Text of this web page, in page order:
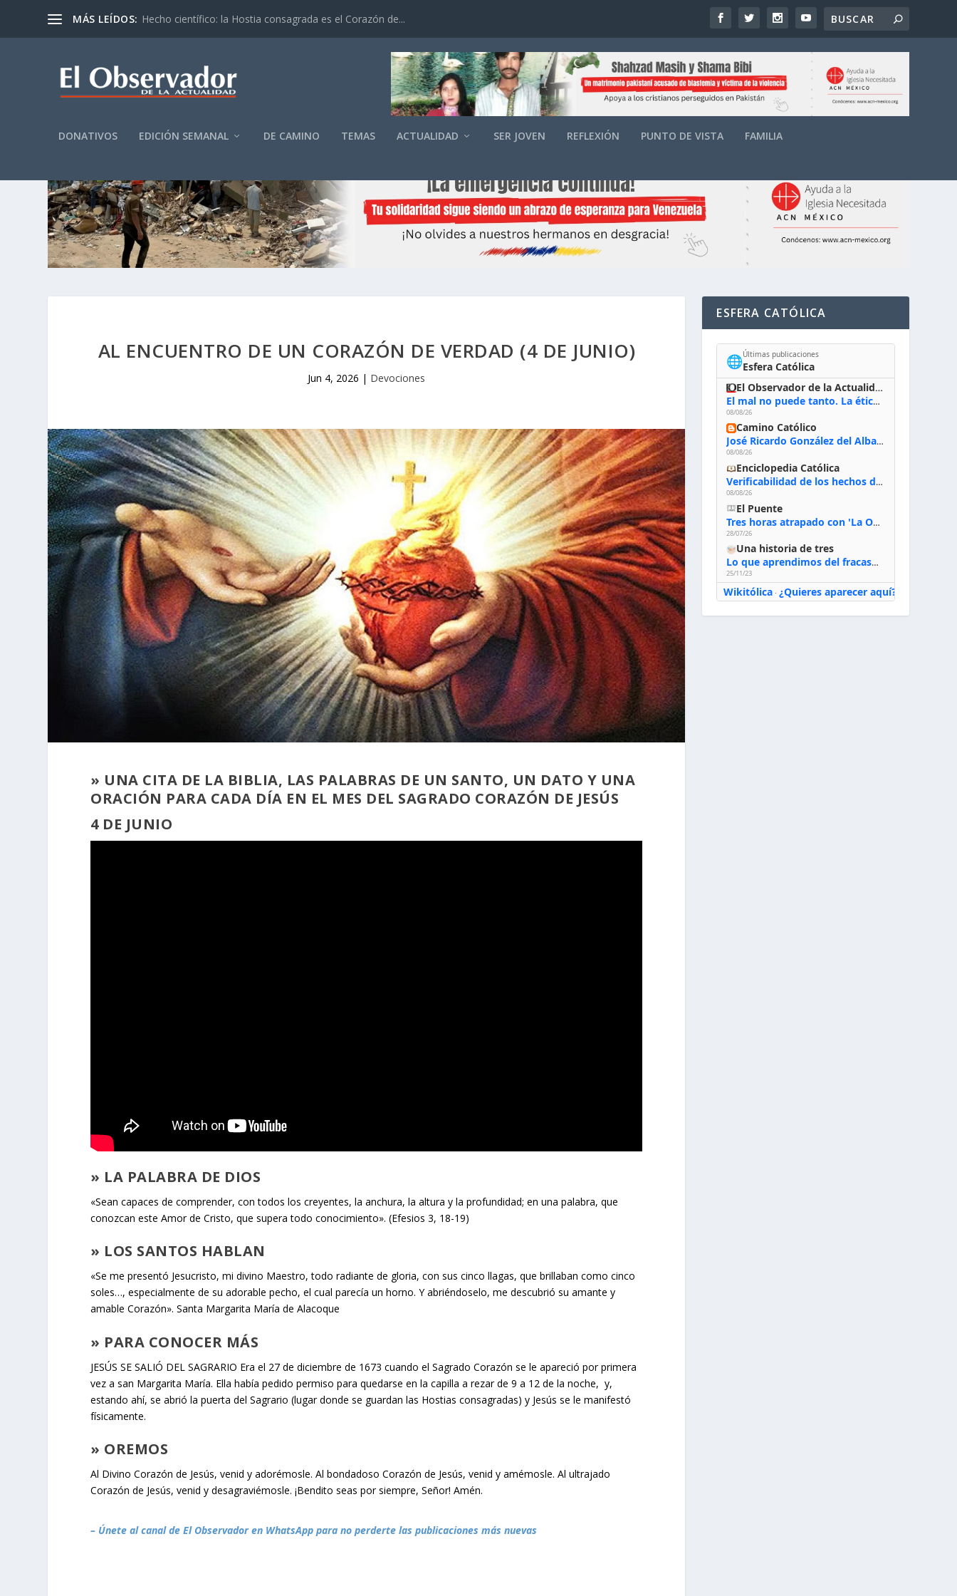
MÁS LEÍDOS: Hecho científico: la Hostia consagrada es el Corazón de...
DONATIVOS EDICIÓN SEMANAL DE CAMINO TEMAS ACTUALIDAD SER JOVEN REFLEXIÓN PUNTO DE VISTA FAMILIA
AL ENCUENTRO DE UN CORAZÓN DE VERDAD (4 DE JUNIO)
Jun 4, 2026 | Devociones
» UNA CITA DE LA BIBLIA, LAS PALABRAS DE UN SANTO, UN DATO Y UNA
ORACIÓN PARA CADA DÍA EN EL MES DEL SAGRADO CORAZÓN DE JESÚS
4 DE JUNIO
» LA PALABRA DE DIOS
«Sean capaces de comprender, con todos los creyentes, la anchura, la altura y la profundidad; en una palabra, que
conozcan este Amor de Cristo, que supera todo conocimiento». (Efesios 3, 18-19)
» LOS SANTOS HABLAN
«Se me presentó Jesucristo, mi divino Maestro, todo radiante de gloria, con sus cinco llagas, que brillaban como cinco
soles…, especialmente de su adorable pecho, el cual parecía un horno. Y abriéndoselo, me descubrió su amante y
amable Corazón». Santa Margarita María de Alacoque
» PARA CONOCER MÁS
JESÚS SE SALIÓ DEL SAGRARIO Era el 27 de diciembre de 1673 cuando el Sagrado Corazón se le apareció por primera
vez a san Margarita María. Ella había pedido permiso para quedarse en la capilla a rezar de 9 a 12 de la noche, y,
estando ahí, se abrió la puerta del Sagrario (lugar donde se guardan las Hostias consagradas) y Jesús se le manifestó
físicamente.
» OREMOS
Al Divino Corazón de Jesús, venid y adorémosle. Al bondadoso Corazón de Jesús, venid y amémosle. Al ultrajado
Corazón de Jesús, venid y desagraviémosle. ¡Bendito seas por siempre, Señor! Amén.
– Únete al canal de El Observador en WhatsApp para no perderte las publicaciones más nuevas
ESFERA CATÓLICA
🌐Últimas publicaciones
Esfera Católica
El Observador de la Actualidad
El mal no puede tanto. La ética del bien posible
08/08/26
Camino Católico
José Ricardo González del Alba, artista sacro: «Yo oro, hablo con Dios, le pido al Espíritu Santo su inspiración y siempre pinto rezando el rosario para que sea Él quien actúe a través de mis manos»
08/08/26
Enciclopedia Católica
Verificabilidad de los hechos de la Biblia
08/08/26
El Puente
Tres horas atrapado con 'La Odisea' de Nolan
28/07/26
Una historia de tres
Lo que aprendimos del fracaso al emprender
25/11/23
Wikitólica· ¿Quieres aparecer aquí?